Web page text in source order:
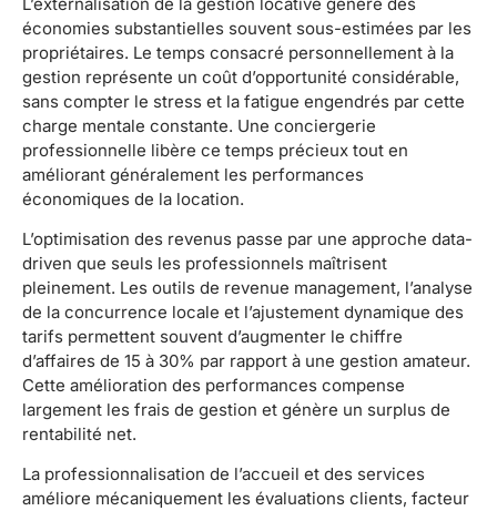
économies substantielles souvent sous-estimées par les
propriétaires. Le temps consacré personnellement à la
gestion représente un coût d’opportunité considérable,
sans compter le stress et la fatigue engendrés par cette
charge mentale constante. Une conciergerie
professionnelle libère ce temps précieux tout en
améliorant généralement les performances
économiques de la location.
L’optimisation des revenus passe par une approche data-
driven que seuls les professionnels maîtrisent
pleinement. Les outils de revenue management, l’analyse
de la concurrence locale et l’ajustement dynamique des
tarifs permettent souvent d’augmenter le chiffre
d’affaires de 15 à 30% par rapport à une gestion amateur.
Cette amélioration des performances compense
largement les frais de gestion et génère un surplus de
rentabilité net.
La professionnalisation de l’accueil et des services
améliore mécaniquement les évaluations clients, facteur